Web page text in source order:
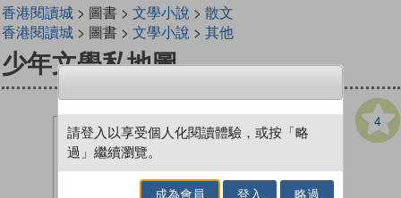
香港閱讀城> 圖書 > 文學小說 > 散文
香港閱讀城> 圖書 > 文學小說 > 其他
少年文學私地圖
4
請登入以享受個人化閱讀體驗，或按「略
過」繼續瀏覽。
成為會員 登入 略過